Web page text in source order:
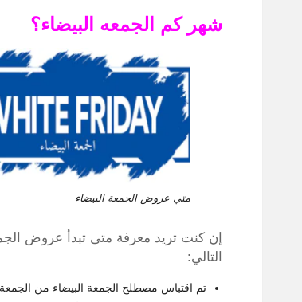
شهر كم الجمعه البيضاء؟
متي عروض الجمعة البيضاء
إن كنت تريد معرفة متى تبدأ عروض
التالي:
تم اقتباس مصطلح الجمعة البيضاء من الجمعة